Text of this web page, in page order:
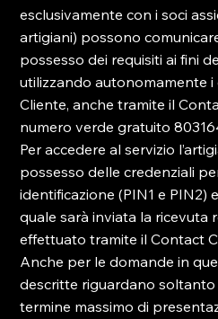
esclusivamente con i soci
artigiani) possono
possesso dei requisiti ai fini
utilizzando autonomamente i
Cliente, anche tramite il
numero verde gratuito
Per accedere al servizio
possesso delle credenziali
identificazione (PIN1 e PIN2)
quale sarà inviata la ricevuta
effettuato tramite il Contact
Anche per le domande in
descritte riguardano
termine massimo di